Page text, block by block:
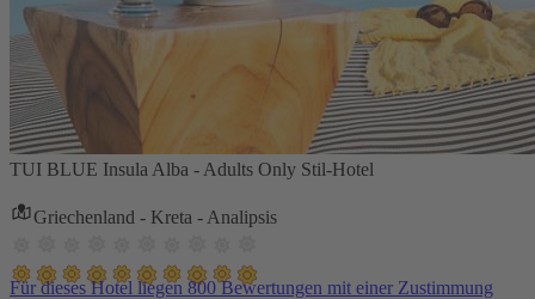
TUI BLUE Insula Alba - Adults Only Stil-Hotel
Griechenland - Kreta - Analipsis
Für dieses Hotel liegen 800 Bewertungen mit einer Zustimmung